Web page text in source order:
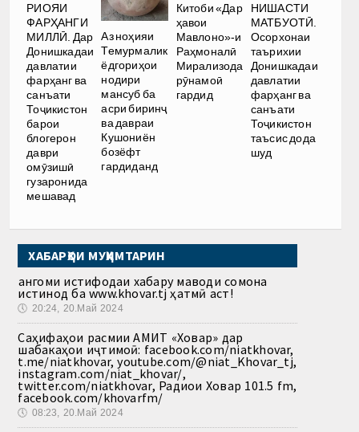
РИОЯИ
ФАРҲАНГИ
МИЛЛӢ. Дар
Донишкадаи
давлатии
фарҳанг ва
санъати
Тоҷикистон
барои
блогерон
даври
омӯзишӣ
гузаронида
мешавад
Аз ноҳияи
Темурмалик
ёдгориҳои
нодири
мансуб ба
асри биринҷ
ва давраи
Кушониён
бозёфт
гардиданд
Китоби «Дар
ҳавои
Мавлоно»-и
Раҳмоналӣ
Мирализода
рӯнамоӣ
гардид
НИШАСТИ
МАТБУОТӢ.
Осорхонаи
таърихии
Донишкадаи
давлатии
фарҳанг ва
санъати
Тоҷикистон
таъсис дода
шуд
ХАБАРҲОИ МУҲИМТАРИН
Ҳангоми истифодаи хабару маводи сомона
истинод ба www.khovar.tj ҳатмӣ аст!
🕔 20:24, 20.Май 2024
Саҳифаҳои расмии АМИТ «Ховар» дар
шабакаҳои иҷтимоӣ: facebook.com/niatkhovar,
t.me/niatkhovar, youtube.com/@niat_Khovar_tj,
instagram.com/niat_khovar/,
twitter.com/niatkhovar, Радиои Ховар 101.5 fm,
facebook.com/khovarfm/
🕔 08:23, 20.Май 2024